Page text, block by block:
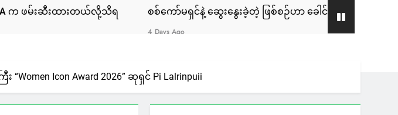
တယ်လို့သိရ စစ်ကော်မရှင်နဲ့ ဆွေးနွေးခဲ့တဲ့ ဖြစ်စဉ်ဟာ ခေါင်းဆောင်ပိုင်းတချို့ရဲ့သဘောဆန္ဒ အ
Icon Award 2026” ဆုရှင် Pi Lalrinpuii